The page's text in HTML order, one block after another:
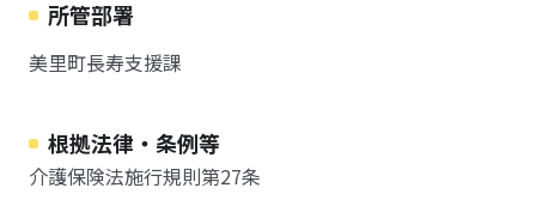
所管部署
美里町長寿支援課
根拠法律・条例等
介護保険法施行規則第27条